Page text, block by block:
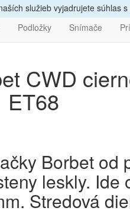
047/4397722
Podložky Snímače
CWD
ET68
Borbet od
leskly.
Stredová
služieb vyjadrujete súhlas